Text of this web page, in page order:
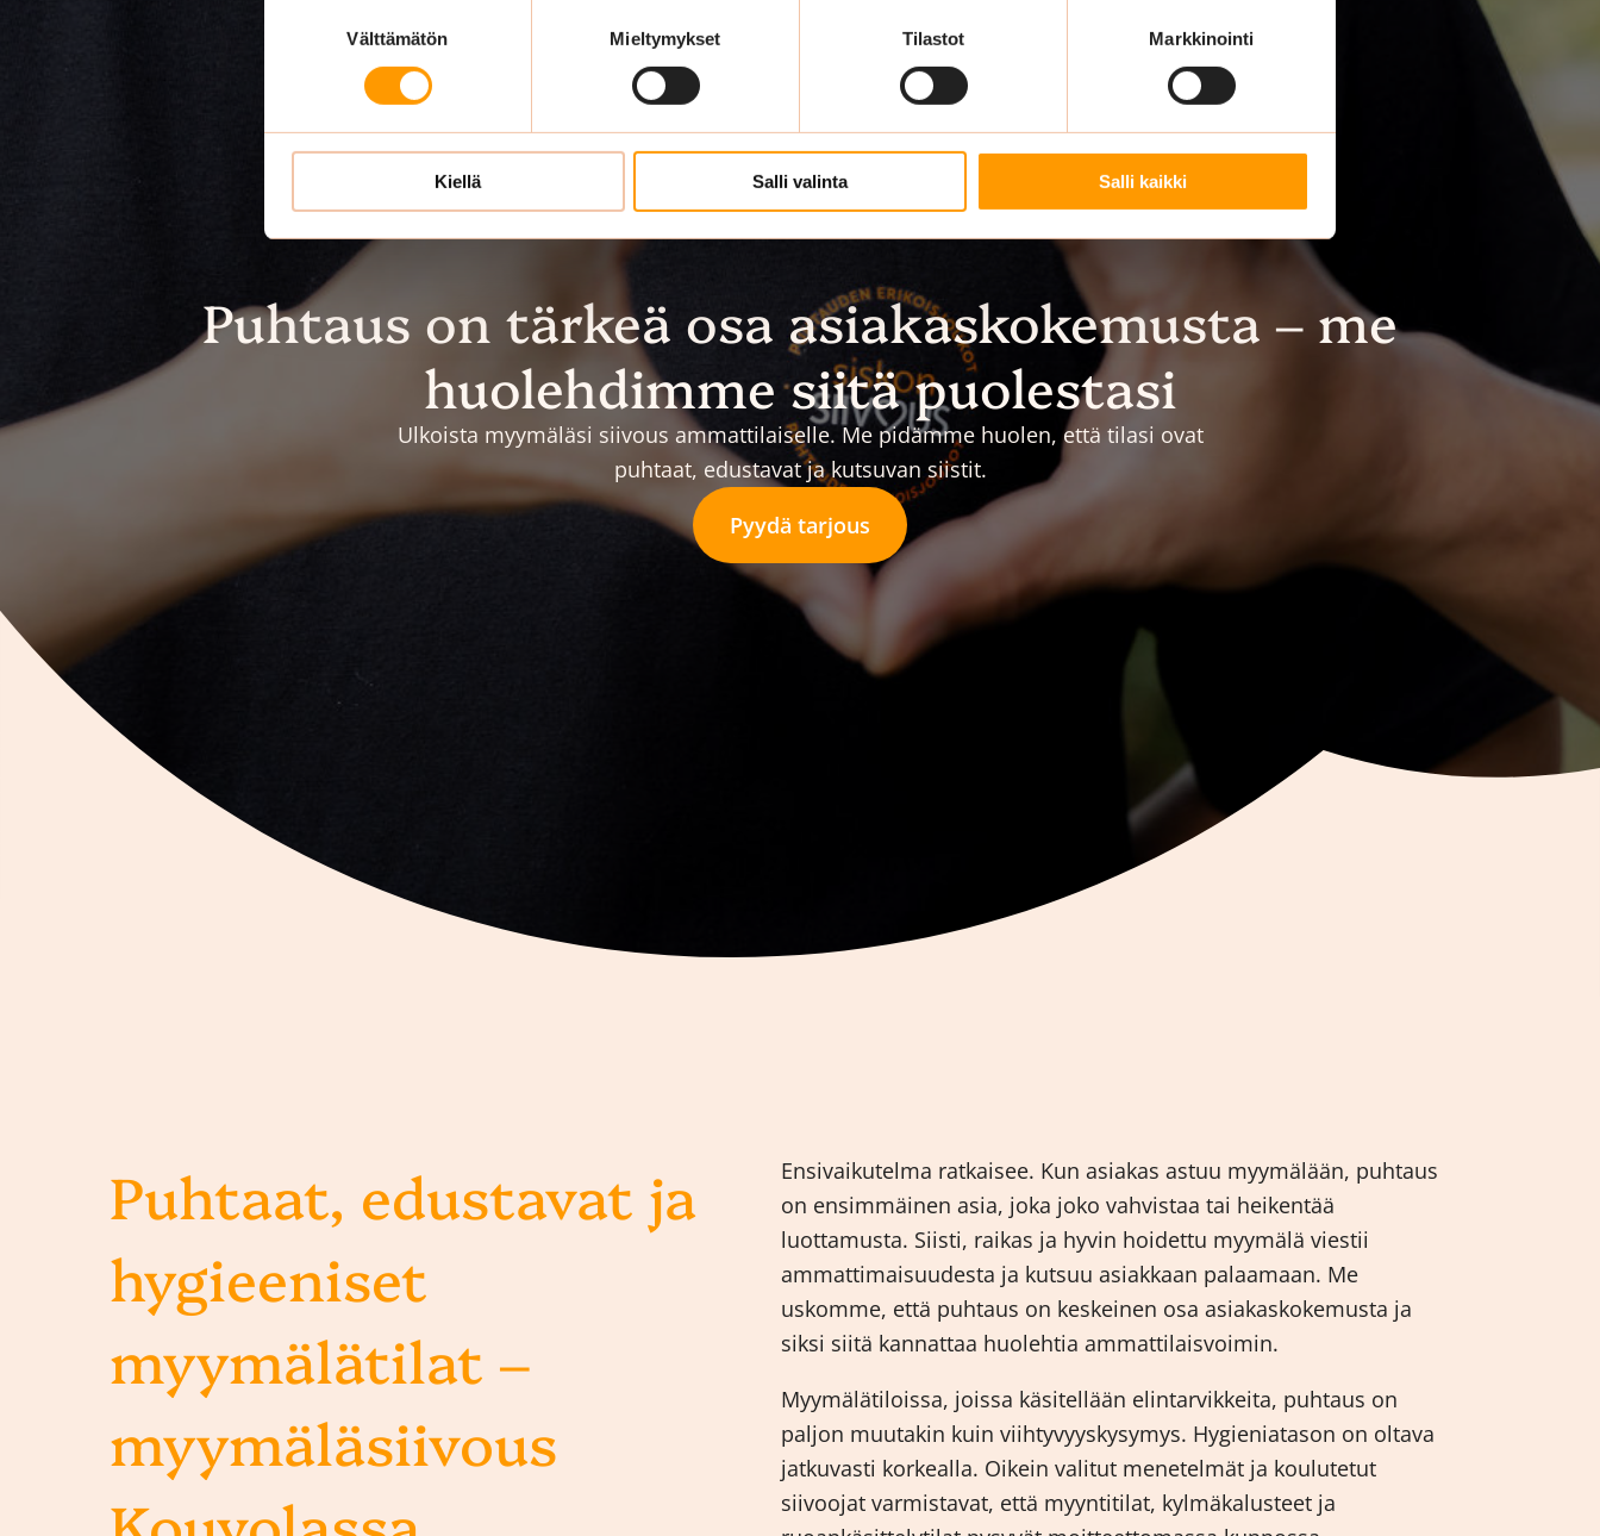
Välttämätön Mieltymykset Tilastot Markkinointi
Kiellä Salli valinta Salli kaikki
Puhtaus on tärkeä osa asiakaskokemusta – me
huolehdimme siitä puolestasi
Ulkoista myymäläsi siivous ammattilaiselle. Me pidämme huolen, että tilasi ovat
puhtaat, edustavat ja kutsuvan siistit.
Pyydä tarjous
Puhtaat, edustavat ja
hygieeniset
myymälätilat –
myymäläsiivous
Ensivaikutelma ratkaisee. Kun asiakas astuu myymälään, puhtaus
on ensimmäinen asia, joka joko vahvistaa tai heikentää
luottamusta. Siisti, raikas ja hyvin hoidettu myymälä viestii
ammattimaisuudesta ja kutsuu asiakkaan palaamaan. Me
uskomme, että puhtaus on keskeinen osa asiakaskokemusta ja
siksi siitä kannattaa huolehtia ammattilaisvoimin.
Myymälätiloissa, joissa käsitellään elintarvikkeita, puhtaus on
paljon muutakin kuin viihtyvyyskysymys. Hygieniatason on oltava
jatkuvasti korkealla. Oikein valitut menetelmät ja koulutetut
siivoojat varmistavat, että myyntitilat, kylmäkalusteet ja